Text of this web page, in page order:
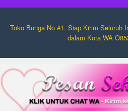
Toko Bunga No #1. Siap Kirim Seluruh
dalam Kota WA